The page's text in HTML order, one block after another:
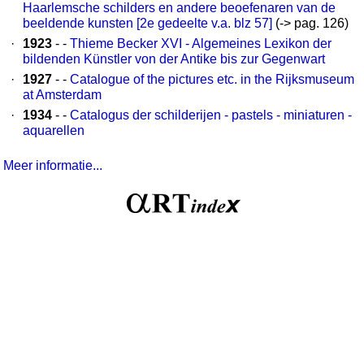
Haarlemsche schilders en andere beoefenaren van de
beeldende kunsten [2e gedeelte v.a. blz 57] (-> pag. 126)
·
1923 - - Thieme Becker XVI - Algemeines Lexikon der
bildenden Künstler von der Antike bis zur Gegenwart
·
1927 - - Catalogue of the pictures etc. in the Rijksmuseum
at Amsterdam
·
1934 - - Catalogus der schilderijen - pastels - miniaturen -
aquarellen
Meer informatie...